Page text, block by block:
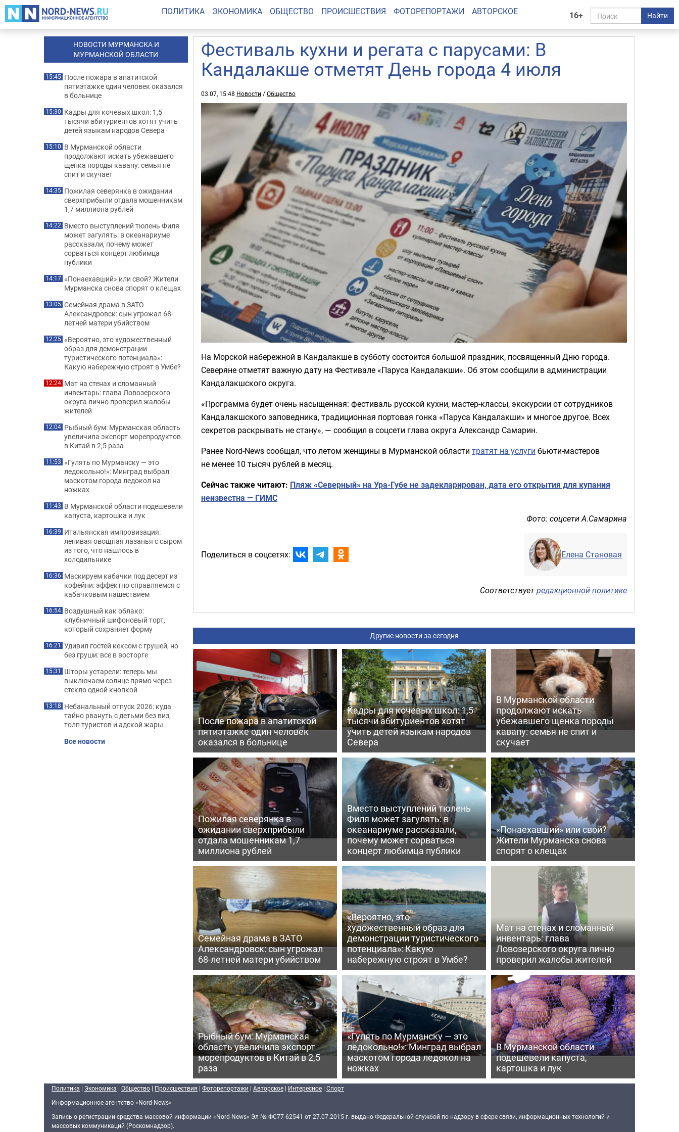
16+ Найти
ПОЛИТИКА ЭКОНОМИКА ОБЩЕСТВО ПРОИСШЕСТВИЯ ФОТОРЕПОРТАЖИ АВТОРСКОЕ
Фестиваль кухни и регата с парусами: В
Кандалакше отметят День города 4 июля
03.07, 15:48 Новости /Общество
На Морской набережной в Кандалакше в субботу состоится большой праздник, посвященный Дню города.
Северяне отметят важную дату на Фестивале «Паруса Кандалакши». Об этом сообщили в администрации
Кандалакшского округа.
«Программа будет очень насыщенная: фестиваль русской кухни, мастер-классы, экскурсии от сотрудников
Кандалакшского заповедника, традиционная портовая гонка «Паруса Кандалакши» и многое другое. Всех
секретов раскрывать не стану», — сообщил в соцсети глава округа Александр Самарин.
Ранее Nord-News сообщал, что летом женщины в Мурманской области тратят на услуги бьюти-мастеров
не менее 10 тысяч рублей в месяц.
Сейчас также читают: Пляж «Северный» на Ура-Губе не задекларирован, дата его открытия для купания
неизвестна — ГИМС
Фото: соцсети А.Самарина
Поделиться в соцсетях: Елена Становая
Соответствуетредакционной политике
Другие новости за сегодня
После пожара в апатитской
пятиэтажке один человек
оказался в больнице
Кадры для кочевых школ: 1,5
тысячи абитуриентов хотят
учить детей языкам народов
Севера
В Мурманской области
продолжают искать
убежавшего щенка породы
кавапу: семья не спит и
скучает
Пожилая северянка в
ожидании сверхприбыли
отдала мошенникам 1,7
миллиона рублей
Вместо выступлений тюлень
Филя может загулять: в
океанариуме рассказали,
почему может сорваться
концерт любимца публики
«Понаехавший» или свой?
Жители Мурманска снова
спорят о клещах
Семейная драма в ЗАТО
Александровск: сын угрожал
68-летней матери убийством
«Вероятно, это
художественный образ для
демонстрации туристического
потенциала»: Какую
набережную строят в Умбе?
Мат на стенах и сломанный
инвентарь: глава
Ловозерского округа лично
проверил жалобы жителей
Рыбный бум: Мурманская
область увеличила экспорт
морепродуктов в Китай в 2,5
раза
«Гулять по Мурманску — это
ледокольно!»: Минград выбрал
маскотом города ледокол на
ножках
В Мурманской области
подешевели капуста,
картошка и лук
НОВОСТИ МУРМАНСКА И
МУРМАНСКОЙ ОБЛАСТИ
15:45 После пожара в апатитской
пятиэтажке один человек оказался
в больнице
15:30 Кадры для кочевых школ: 1,5
тысячи абитуриентов хотят учить
детей языкам народов Севера
15:10 В Мурманской области
продолжают искать убежавшего
щенка породы кавапу: семья не
спит и скучает
14:35 Пожилая северянка в ожидании
сверхприбыли отдала мошенникам
1,7 миллиона рублей
14:22 Вместо выступлений тюлень Филя
может загулять: в океанариуме
рассказали, почему может
сорваться концерт любимца
публики
14:17 «Понаехавший» или свой? Жители
Мурманска снова спорят о клещах
13:05 Семейная драма в ЗАТО
Александровск: сын угрожал 68-
летней матери убийством
12:25 «Вероятно, это художественный
образ для демонстрации
туристического потенциала»:
Какую набережную строят в Умбе?
12:24 Мат на стенах и сломанный
инвентарь: глава Ловозерского
округа лично проверил жалобы
жителей
12:04 Рыбный бум: Мурманская область
увеличила экспорт морепродуктов
в Китай в 2,5 раза
11:53 «Гулять по Мурманску — это
ледокольно!»: Минград выбрал
маскотом города ледокол на
ножках
11:43 В Мурманской области подешевели
капуста, картошка и лук
16:39 Итальянская импровизация:
ленивая овощная лазанья с сыром
из того, что нашлось в
холодильнике
16:36 Маскируем кабачки под десерт из
кофейни: эффектно справляемся с
кабачковым нашествием
16:54 Воздушный как облако:
клубничный шифоновый торт,
который сохраняет форму
16:21 Удивил гостей кексом с грушей, но
без груши: все в восторге
15:31 Шторы устарели: теперь мы
выключаем солнце прямо через
стекло одной кнопкой
13:18 Небанальный отпуск 2026: куда
тайно рвануть с детьми без виз,
толп туристов и адской жары
Все новости
Политика | Экономика | Общество | Происшествия | Фоторепортажи | Авторское | Интересное | Спорт
Информационное агентство «Nord-News»
Запись о регистрации средства массовой информации «Nord-News» Эл № ФС77-62541 от 27.07.2015 г. выдано Федеральной службой по надзору в сфере связи, информационных технологий и
массовых коммуникаций (Роскомнадзор).